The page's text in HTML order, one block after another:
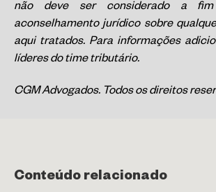
não deve ser considerado a
aconselhamento jurídico sobre
aqui tratados. Para informações
líderes do time tributário.
CGM Advogados. Todos os direitos
Conteúdo relacionado